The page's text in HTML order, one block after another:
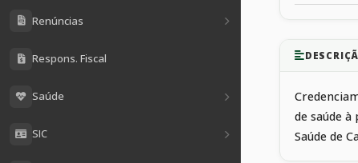
Renúncias
Respons. Fiscal
Saúde
SIC
de saúde
Saúde de